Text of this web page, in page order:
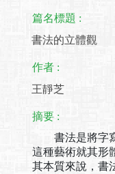
篇名標題 :
書法的立體觀
作者 :
王靜芝
摘要 :
書法是將字寫
這種藝術就其形
其本質來說，書